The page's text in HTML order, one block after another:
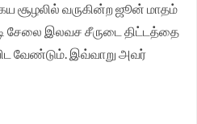
சூழலில் வருகின்ற ஜூன் மாதம்
சேலை இலவச சீருடை திட்டத்தை
வேண்டும். இவ்வாறு அவர்